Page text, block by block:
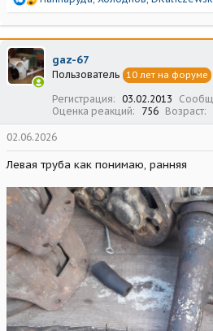
а
к
ц
и
и
:
gaz-67
Пользователь 10 лет на форуме
Регистрация 03.02.2013
Оценка реакций
756 Возраст
02.06.2026
Левая труба как понимаю, ранняя